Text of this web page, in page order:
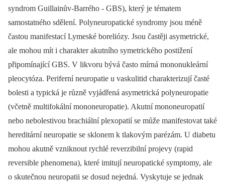
syndrom Guillainův-Barrého -⁠ GBS), který je tématem
samostatného sdělení. Polyneuropatické syndromy jsou méně
častou manifestací Lymeské boreliózy. Jsou častěji asymetrické,
ale mohou mít i charakter akutního symetrického postižení
připomínající GBS. V likvoru bývá často mírná mononukleární
pleocytóza. Periferní neuropatie u vaskulitid charakterizují časté
bolesti a typická je různě vyjádřená asymetrická polyneuropatie
(včetně multifokální mononeuropatie). Akutní mononeuropatií
nebo nebolestivou brachiální plexopatií se může manifestovat také
hereditární neuropatie se sklonem k tlakovým parézám. U diabetu
mohou akutně vzniknout rychlé reverzibilní projevy (rapid
reversible phenomena), které imitují neuropatické symptomy, ale
o skutečnou neuropatii se dosud nejedná. Vyskytuje se jednak